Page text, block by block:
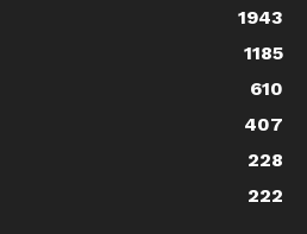
1943
1185
610
407
228
222